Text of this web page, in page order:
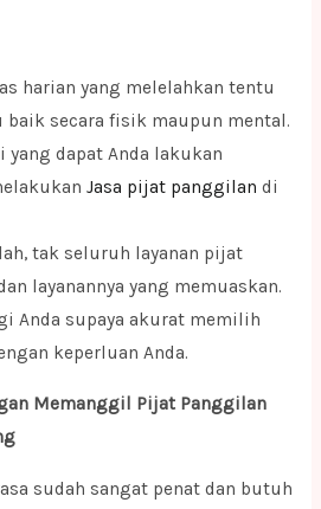
harian yang melelahkan tentu
secara fisik maupun mental.
yang dapat Anda lakukan
Jasa pijat panggilan di
tak seluruh layanan pijat
layanannya yang memuaskan.
Anda supaya akurat memilih
keperluan Anda.
Memanggil Pijat Panggilan
sudah sangat penat dan butuh